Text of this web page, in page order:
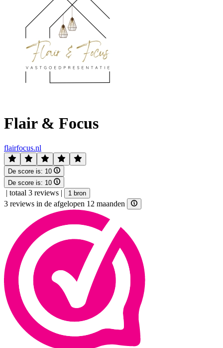
Flair & Focus
flairfocus.nl
De score is: 10
De score is: 10
| totaal 3 reviews | 1 bron
3 reviews in de afgelopen 12 maanden